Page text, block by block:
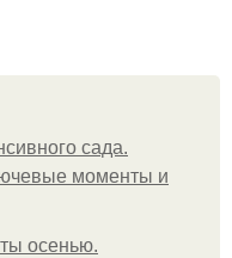
сада.
моменты и
осенью.